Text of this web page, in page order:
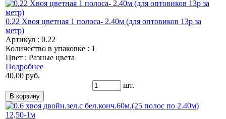
0.22 Хвоя цветная 1 полоса- 2.40м (для оптовиков 13р за
метр)
Артикул : 0.22
Количество в упаковке : 1
Цвет : Разные цвета
Подробнее
40.00 руб.
шт.